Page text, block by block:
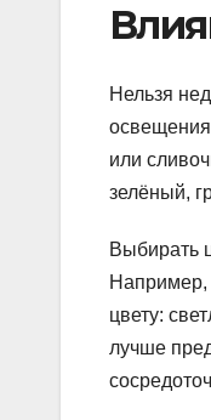
Нельзя
или
зелёный,
Выбирать
Например,
цвету:
лучше